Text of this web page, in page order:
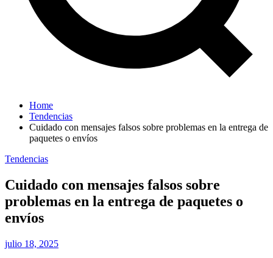
Home
Tendencias
Cuidado con mensajes falsos sobre problemas en la entrega de
paquetes o envíos
Tendencias
Cuidado con mensajes falsos sobre
problemas en la entrega de paquetes o
envíos
julio 18, 2025